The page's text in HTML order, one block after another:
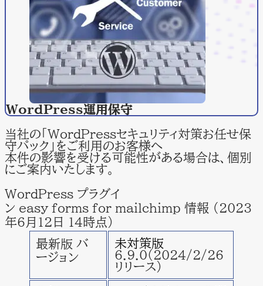
WordPress運用保守
当社の「WordPressセキュリティ対策お任せ保
守パック」をご利用のお客様へ
本件の影響を受ける可能性がある場合は、個別
にご案内いたします。
WordPress プラグイ
ン easy forms for mailchimp 情報 （2023
年6月12日 14時点）
最新版 バ
ージョン
未対策版
6.9.0(2024/2/26
リリース)